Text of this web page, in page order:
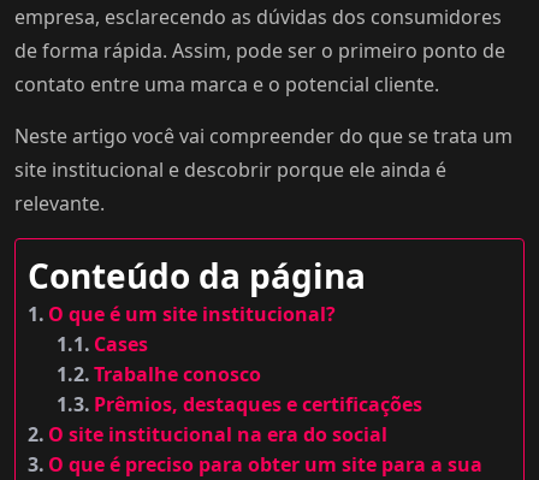
empresa, esclarecendo as dúvidas dos consumidores
de forma rápida. Assim, pode ser o primeiro ponto de
contato entre uma marca e o potencial cliente.
Neste artigo você vai compreender do que se trata um
site institucional e descobrir porque ele ainda é
relevante.
Conteúdo da página
O que é um site institucional?
Cases
Trabalhe conosco
Prêmios, destaques e certificações
O site institucional na era do social
O que é preciso para obter um site para a sua